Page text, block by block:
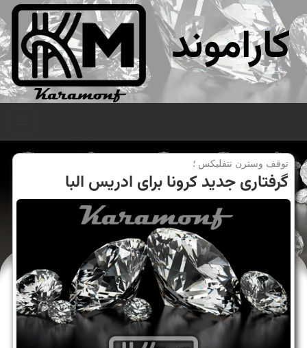
کاراموند
توقف وسترن نتفلیكس ؛
گرفتاری جدید كرونا برای ادریس البا